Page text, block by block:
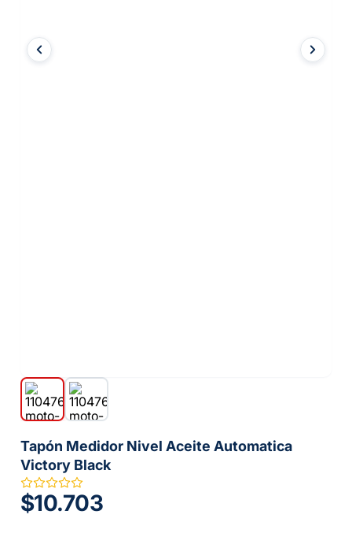
Tapón Medidor Nivel Aceite Automatica
Victory Black
$10.703